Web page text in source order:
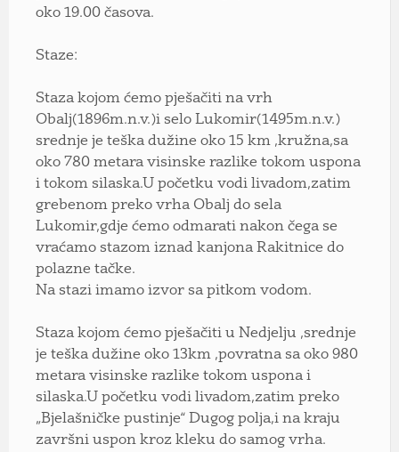
oko 19.00 časova.
Staze:
Staza kojom ćemo pješačiti na vrh
Obalj(1896m.n.v.)i selo Lukomir(1495m.n.v.)
srednje je teška dužine oko 15 km ,kružna,sa
oko 780 metara visinske razlike tokom uspona
i tokom silaska.U početku vodi livadom,zatim
grebenom preko vrha Obalj do sela
Lukomir,gdje ćemo odmarati nakon čega se
vraćamo stazom iznad kanjona Rakitnice do
polazne tačke.
Na stazi imamo izvor sa pitkom vodom.
Staza kojom ćemo pješačiti u Nedjelju ,srednje
je teška dužine oko 13km ,povratna sa oko 980
metara visinske razlike tokom uspona i
silaska.U početku vodi livadom,zatim preko
„Bjelašničke pustinje“ Dugog polja,i na kraju
završni uspon kroz kleku do samog vrha.